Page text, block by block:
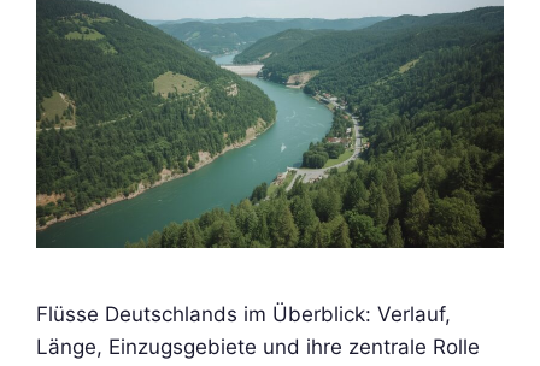
Flüsse Deutschlands im Überblick: Verlauf,
Länge, Einzugsgebiete und ihre zentrale Rolle